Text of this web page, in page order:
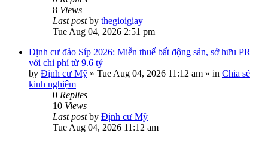
8 Views
Last postby thegioigiay
Tue Aug 04, 2026 2:51 pm
Định cư đảo Síp 2026: Miễn thuế bất động sản, sở hữu PR
với chi phí từ 9.6 tỷ
by Định cư Mỹ » Tue Aug 04, 2026 11:12 am » in Chia sẻ
kinh nghiệm
0 Replies
10 Views
Last postby Định cư Mỹ
Tue Aug 04, 2026 11:12 am